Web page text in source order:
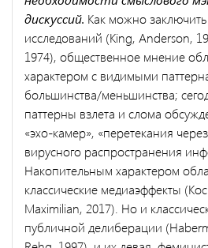
дискуссий. Как можно
исследований (King, Anderson,
1974), общественное мнение
характером с видимыми
большинства/меньшинства;
паттерны взлета и слома
«эхо-камер», «перетекания
вирусного распространения
Накопительным характером
классические медиаэффекты
Maximilian, 2017). Но и
публичной делиберации